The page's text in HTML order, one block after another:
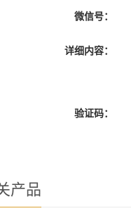
微信号：
详细内容：
验证码：
产品